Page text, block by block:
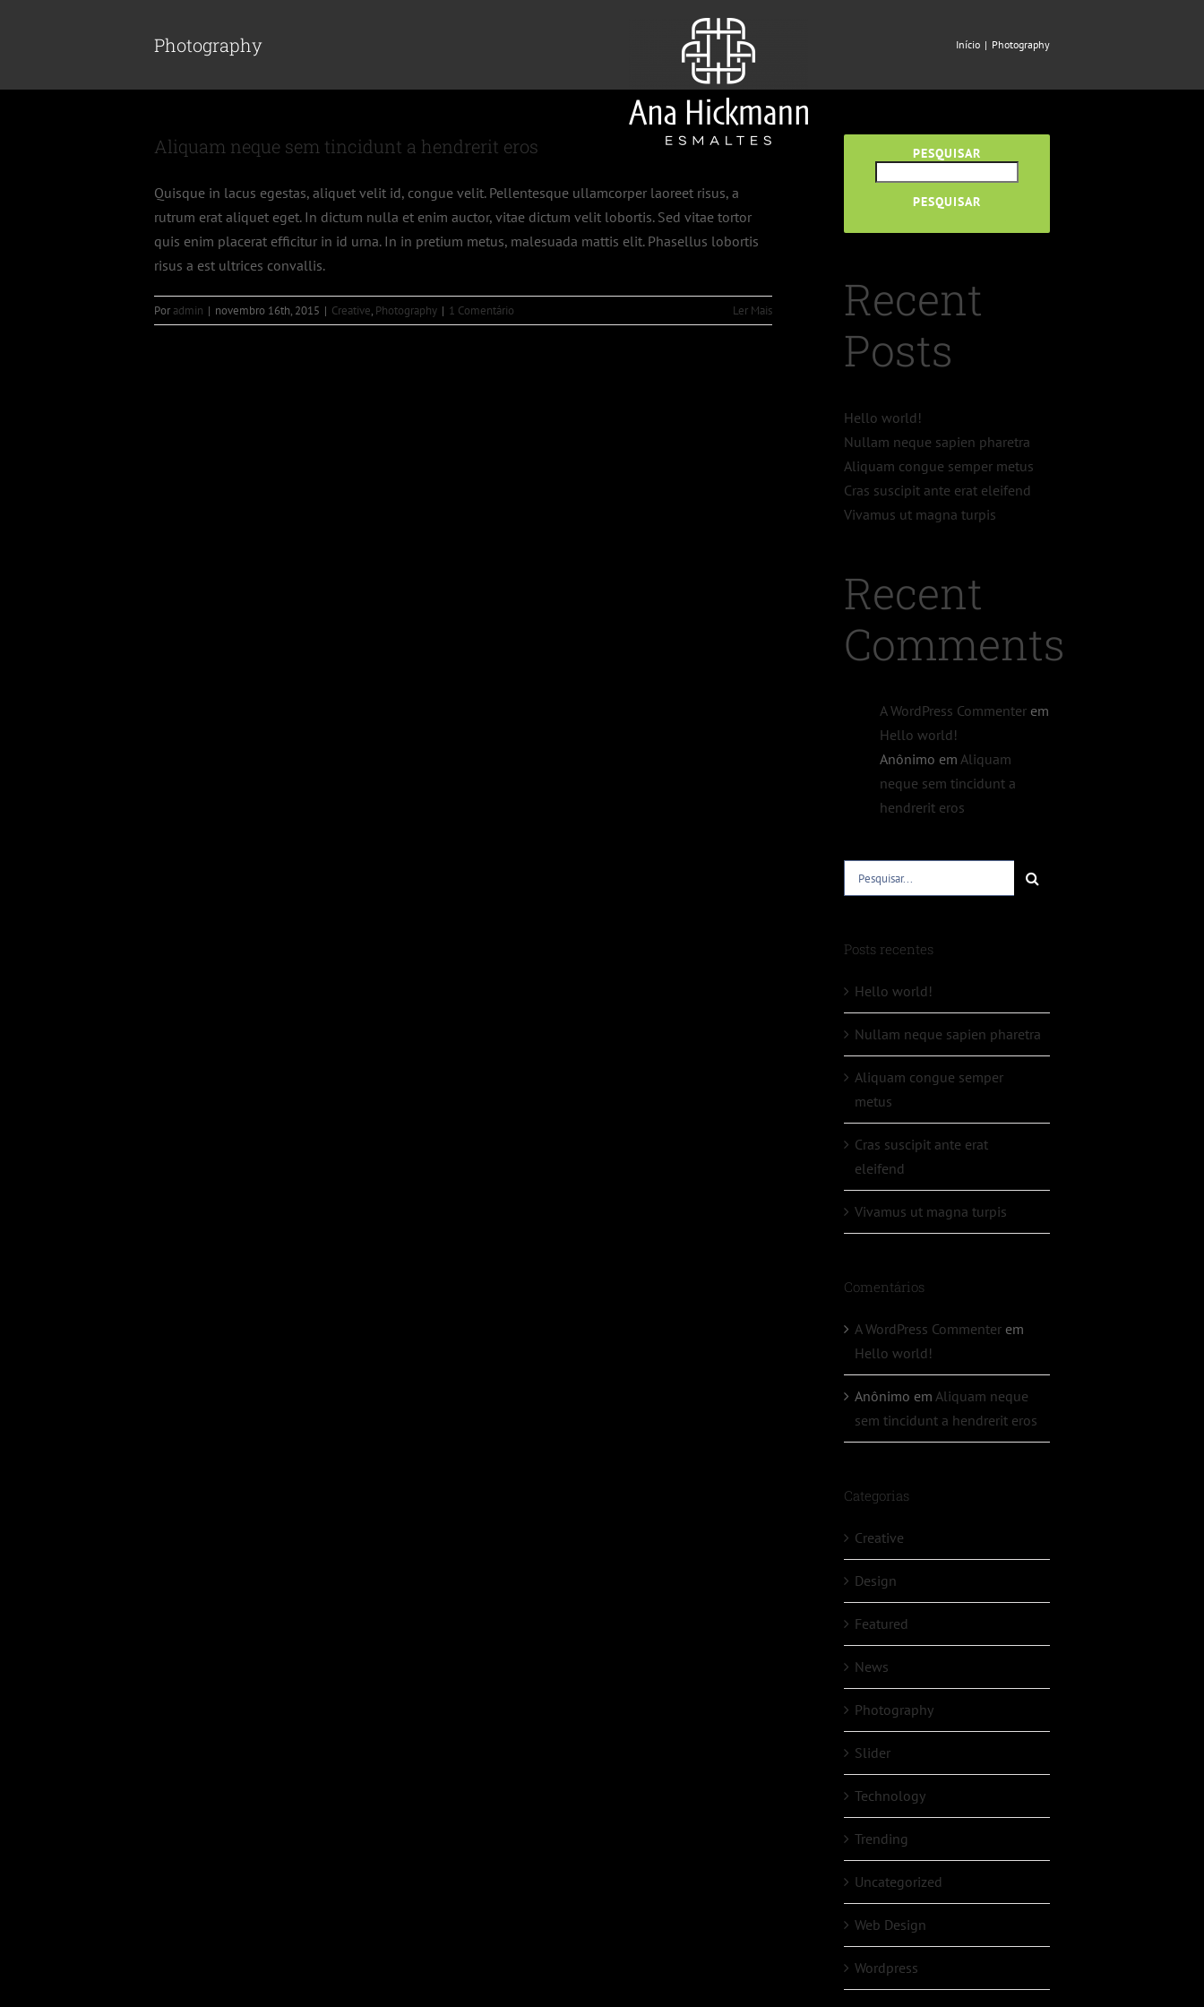
Photography Início | Photography
Aliquam neque sem tincidunt a hendrerit eros
Quisque in lacus egestas, aliquet velit id, congue velit. Pellentesque ullamcorper laoreet risus, a
rutrum erat aliquet eget. In dictum nulla et enim auctor, vitae dictum velit lobortis. Sed vitae tortor
quis enim placerat efficitur in id urna. In in pretium metus, malesuada mattis elit. Phasellus lobortis
risus a est ultrices convallis.
Por admin | novembro 16th, 2015 | Creative, Photography | 1 Comentário Ler Mais
PESQUISAR
PESQUISAR
Recent
Posts
Hello world!
Nullam neque sapien pharetra
Aliquam congue semper metus
Cras suscipit ante erat eleifend
Vivamus ut magna turpis
Recent
Comments
A WordPress Commenter em
Hello world!
Anônimo em Aliquam
neque sem tincidunt a
hendrerit eros
Buscar
resultados
Posts recentes
Hello world!
Nullam neque sapien pharetra
Aliquam congue semper
metus
Cras suscipit ante erat
eleifend
Vivamus ut magna turpis
Comentários
A WordPress Commenter em
Hello world!
Anônimo em Aliquam neque
sem tincidunt a hendrerit eros
Categorias
Creative
Design
Featured
News
Photography
Slider
Technology
Trending
Uncategorized
Web Design
Wordpress